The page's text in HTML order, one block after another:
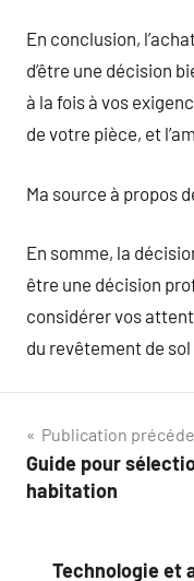
En conclusion,
d’être une décision
à la fois à vos
de votre pièce, et
Ma source à propos
En somme, la
être une décision
considérer vos
du revêtement de
Navigation
de
Publication
Guide pour
habitation
Technologie et